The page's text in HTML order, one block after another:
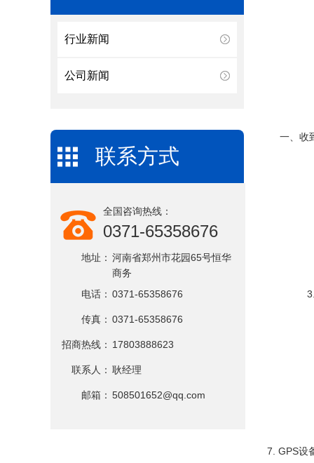
行业新闻
公司新闻
联系方式
全国咨询热线：
0371-65358676
地址： 河南省郑州市花园65号恒华
商务
电话： 0371-65358676
传真： 0371-65358676
招商热线： 17803888623
联系人： 耿经理
邮箱： 508501652@qq.com
一、收
7. GPS设